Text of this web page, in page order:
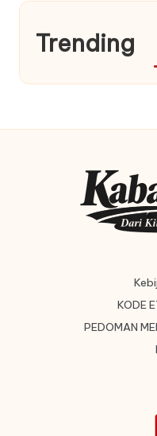
Trending
KODE
PEDOMAN